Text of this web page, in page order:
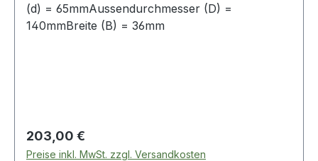
(d) = 65mmAussendurchmesser (D) =
140mmBreite (B) = 36mm
Regulärer Preis:
203,00 €
Preise inkl. MwSt. zzgl. Versandkosten